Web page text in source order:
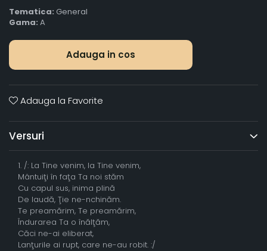
Tematica: General
Gama: A
Adauga in cos
Adauga la Favorite
Versuri
1. /: La Tine venim, la Tine venim,
Mântuiţi în faţa Ta noi stăm
Cu capul sus, inima plină
De laudă, Ţie ne-nchinăm.
Te preamărim, Te preamărim,
Îndurarea Ta o înălţăm,
Căci ne-ai eliberat,
Lanţurile ai rupt, care ne-au robit. :/